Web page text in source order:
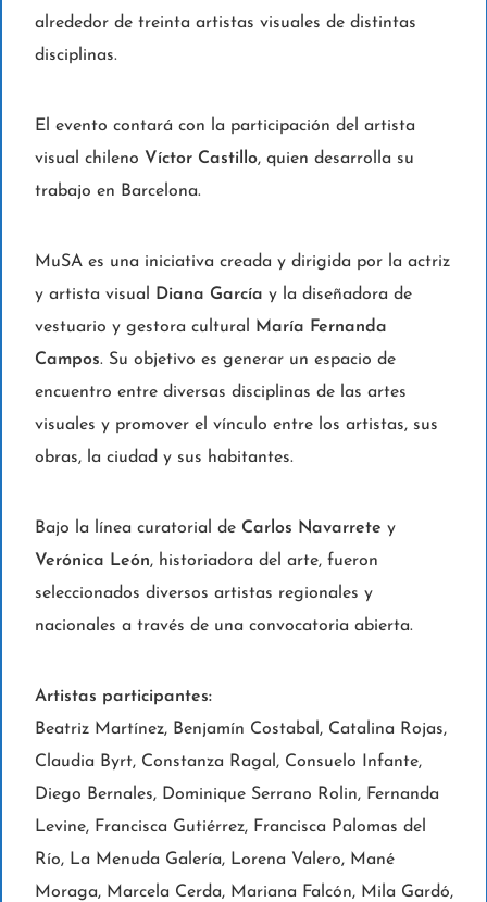
alrededor de treinta artistas visuales de distintas
disciplinas.
El evento contará con la participación del artista
visual chileno Víctor Castillo, quien desarrolla su
trabajo en Barcelona.
MuSA es una iniciativa creada y dirigida por la actriz
y artista visual
Diana García y la diseñadora de
vestuario y gestora cultural
María Fernanda
Campos. Su objetivo es generar un espacio de
encuentro entre diversas disciplinas de las artes
visuales y promover el vínculo entre los artistas, sus
obras, la ciudad y sus habitantes.
Bajo la línea curatorial de Carlos Navarrete y
Verónica León, historiadora del arte, fueron
seleccionados diversos artistas regionales y
nacionales a través de una convocatoria abierta.
Artistas participantes:
Beatriz Martínez, Benjamín Costabal, Catalina Rojas,
Claudia Byrt, Constanza Ragal, Consuelo Infante,
Diego Bernales, Dominique Serrano Rolin, Fernanda
Levine, Francisca Gutiérrez, Francisca Palomas del
Río, La Menuda Galería, Lorena Valero, Mané
Moraga, Marcela Cerda, Mariana Falcón, Mila Gardó,